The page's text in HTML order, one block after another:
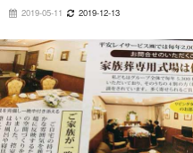
2019-05-11 2019-12-13